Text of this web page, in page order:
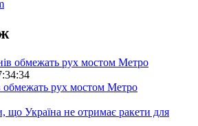
обмежать рух мостом Метро